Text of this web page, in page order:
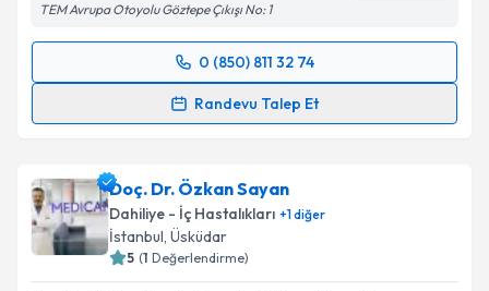
Takvim Talebini Gönder
TEM Avrupa Otoyolu Göztepe Çıkışı No: 1
0 (850) 811 32 74
Randevu Talep Et
Randevu Takvimi Talebi
almanız için bir takvim hazırlandığında e-posta ile
bilgilendireceğiz.
E-posta Adresiniz
Doç. Dr. Özkan Sayan
Dahiliye - İç Hastalıkları +1diğer
İstanbul, Üsküdar
5 (1 Değerlendirme)